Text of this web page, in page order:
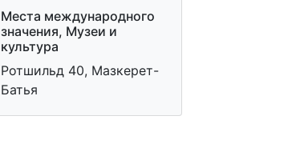
Места международного
значения, Музеи и
культура
Ротшильд 40, Мазкерет-
Батья